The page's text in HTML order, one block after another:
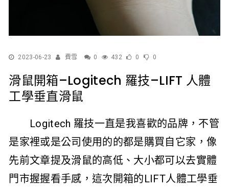
2023-06-23 費雪 0 432 0 0
滑鼠開箱–Logitech 羅技–LIFT 人體
工學垂直滑鼠
Logitech 羅技一直是我喜歡的品牌，不管
是家裡或是公司使用的的都是購買自它家，像
先前文章提及滑鼠的高低、大小都可以去實體
門市握握看手感，這次開箱的LIFT人體工學垂